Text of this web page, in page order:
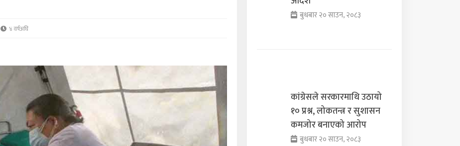
४ वर्षअघि
बुधबार २० साउन, २०८३
कांग्रेसले सरकारमाथि उठायो
१० प्रश्न, लोकतन्त्र र सुशासन
कमजोर बनाएको आरोप
बुधबार २० साउन, २०८३